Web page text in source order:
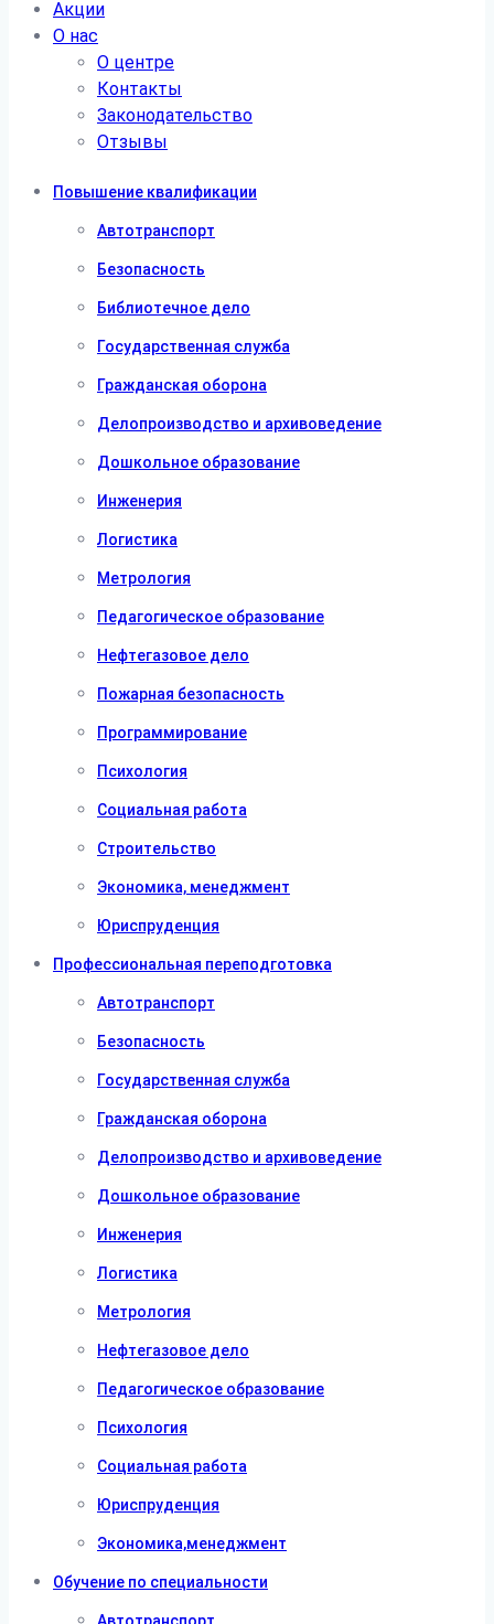
Акции
О нас
О центре
Контакты
Законодательство
Отзывы
Повышение квалификации
Автотранспорт
Безопасность
Библиотечное дело
Государственная служба
Гражданская оборона
Делопроизводство и архивоведение
Дошкольное образование
Инженерия
Логистика
Метрология
Педагогическое образование
Нефтегазовое дело
Пожарная безопасность
Программирование
Психология
Социальная работа
Строительство
Экономика, менеджмент
Юриспруденция
Профессиональная переподготовка
Автотранспорт
Безопасность
Государственная служба
Гражданская оборона
Делопроизводство и архивоведение
Дошкольное образование
Инженерия
Логистика
Метрология
Нефтегазовое дело
Педагогическое образование
Психология
Социальная работа
Юриспруденция
Экономика,менеджмент
Обучение по специальности